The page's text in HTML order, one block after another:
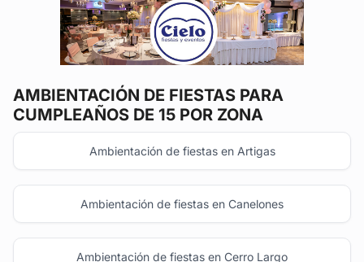
AMBIENTACIÓN DE FIESTAS PARA
CUMPLEAÑOS DE 15 POR ZONA
Ambientación de fiestas en Artigas
Ambientación de fiestas en Canelones
Ambientación de fiestas en Cerro Largo